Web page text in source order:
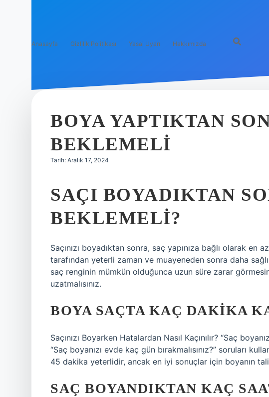
Anasayfa Gizlilik Politikası Yasal Uyarı Hakkımızda
BOYA YAPTIKTAN
BEKLEMELI
Tarih: Aralık 17, 2024
SAÇI BOYADIKTAN
BEKLEMELI?
Saçınızı boyadıktan sonra, saç yapınıza bağlı olarak en
tarafından yeterli zaman ve muayeneden sonra daha
saç renginin mümkün olduğunca uzun süre zarar
uzatmalısınız.
BOYA SAÇTA KAÇ DAKIKA
Saçınızı Boyarken Hatalardan Nasıl Kaçınılır? “Saç
“Saç boyanızı evde kaç gün bırakmalısınız?” soruları
45 dakika yeterlidir, ancak en iyi sonuçlar için boyanın
SAÇ BOYANDIKTAN KAÇ